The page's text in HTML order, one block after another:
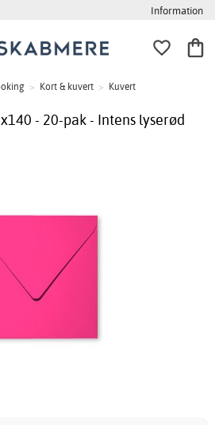
Information
> Kort & kuvert > Kuvert
- 20-pak - Intens lyserød